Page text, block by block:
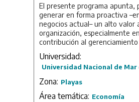
El presente programa apunta,
generar en forma proactiva
negocios actual– un alto valor
organización, especialmente
contribución al gerenciamiento
operativos y de fraude, y, por
dar respuesta a los organismos
control que –cada vez con
obligan a los sujetos
implementación de robustos
gobierno y control anti-fraude.
Universidad:
Universidad Nacional de
Zona: Playas
Área temática: Economía